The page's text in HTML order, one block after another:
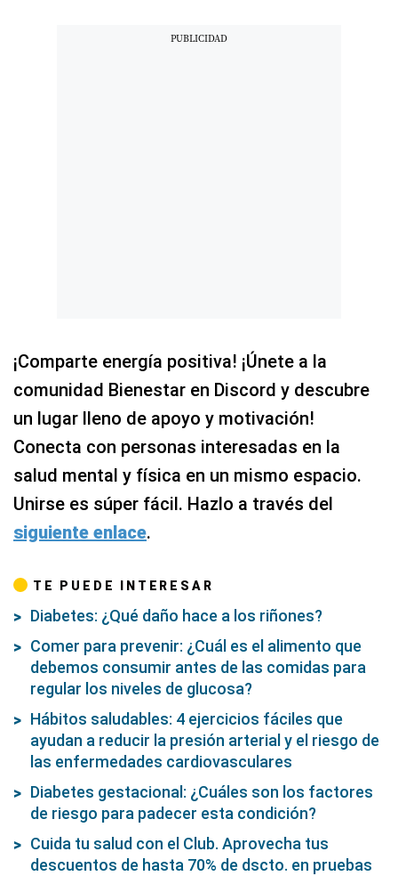
¡Comparte energía positiva! ¡Únete a la
comunidad Bienestar en Discord y descubre
un lugar lleno de apoyo y motivación!
Conecta con personas interesadas en la
salud mental y física en un mismo espacio.
Unirse es súper fácil. Hazlo a través del
siguiente enlace.
TE PUEDE INTERESAR
Diabetes: ¿Qué daño hace a los riñones?
Comer para prevenir: ¿Cuál es el alimento que
debemos consumir antes de las comidas para
regular los niveles de glucosa?
Hábitos saludables: 4 ejercicios fáciles que
ayudan a reducir la presión arterial y el riesgo de
las enfermedades cardiovasculares
Diabetes gestacional: ¿Cuáles son los factores
de riesgo para padecer esta condición?
Cuida tu salud con el Club. Aprovecha tus
descuentos de hasta 70% de dscto. en pruebas